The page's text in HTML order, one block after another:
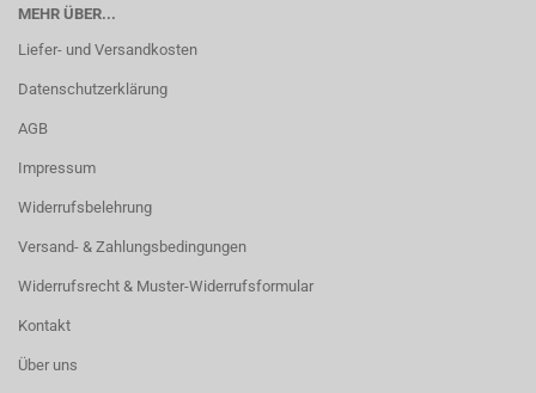
MEHR ÜBER...
Liefer- und Versandkosten
Datenschutzerklärung
AGB
Impressum
Widerrufsbelehrung
Versand- & Zahlungsbedingungen
Widerrufsrecht & Muster-Widerrufsformular
Kontakt
Über uns